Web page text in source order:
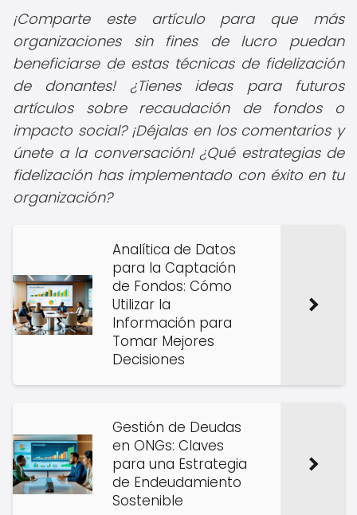
¡Comparte este artículo para que más
organizaciones sin fines de lucro puedan
beneficiarse de estas técnicas de fidelización
de donantes!¿Tienes ideas para futuros
artículos sobre recaudación de fondos o
impacto social? ¡Déjalas en los comentarios y
únete a la conversación! ¿Qué estrategias de
fidelización has implementado con éxito en tu
organización?
Analítica de Datos
para la Captación
de Fondos: Cómo
Utilizar la
Información para
Tomar Mejores
Decisiones
Gestión de Deudas
en ONGs: Claves
para una Estrategia
de Endeudamiento
Sostenible